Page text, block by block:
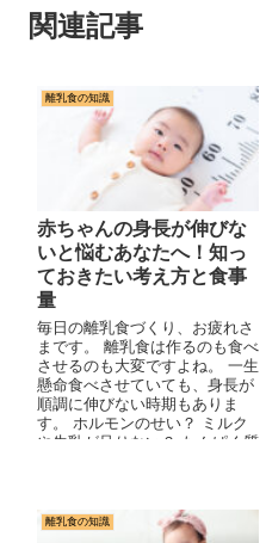
関連記事
離乳食の知識
赤ちゃんの身長が伸びな
いと悩むあなたへ！知っ
ておきたい考え方と食事
量
毎日の離乳食づくり、お疲れさ
まです。 離乳食は作るのも食べ
させるのも大変ですよね。 一生
懸命食べさせていても、身長が
順調に伸びない時期もありま
す。 ホルモンのせい？ ミルク
や牛乳が足りない？ たんぱく質
離乳食の知識